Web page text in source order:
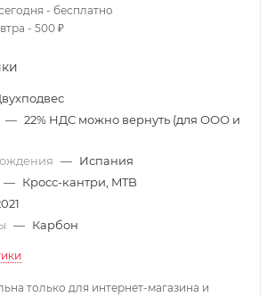
- бесплатно
- 500 ₽
— 22% НДС можно вернуть (для ООО и
— Испания
— Кросс-кантри, MTB
— Карбон
только для интернет-магазина и